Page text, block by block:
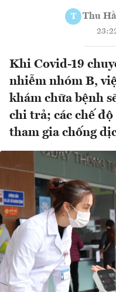
T Thu
Khi Covid-19
nhiễm nhóm B,
khám chữa bệnh
chi trả; các chế
tham gia chống